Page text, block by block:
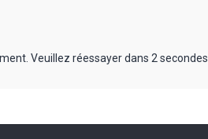
Veuillez réessayer dans 2 secondes.